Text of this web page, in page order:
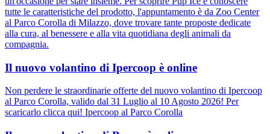
tutte le caratteristiche del prodotto, l'appuntamento è da Zoo Center
al Parco Corolla di Milazzo, dove trovare tante proposte dedicate
alla cura, al benessere e alla vita quotidiana degli animali da
compagnia.
Il nuovo volantino di Ipercoop è online
Non perdere le straordinarie offerte del nuovo volantino di Ipercoop
al Parco Corolla, valido dal 31 Luglio al 10 Agosto 2026! Per
scaricarlo clicca qui! Ipercoop al Parco Corolla